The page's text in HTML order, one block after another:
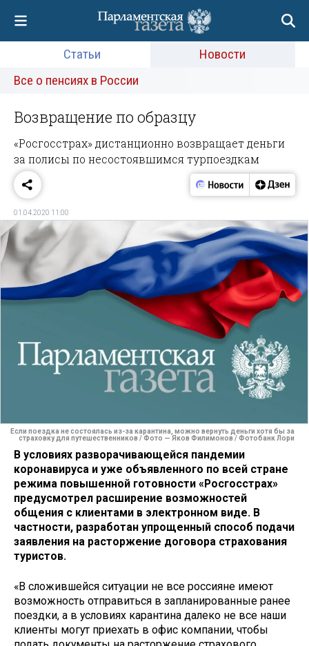
Статьи
Новости
Все о пенсиях в России
Возвращение по образцу
«Росгосстрах» дистанционно возвращает деньги
за полисы по несостоявшимся турпоездкам
01.04.2020 11:00
Если поездка не состоялась из-за карантина, можно вернуть деньги хотя бы за
страховку для путешественников / Фото — Яков Филимонов / Фотобанк Лори
В условиях разворачивающейся пандемии
коронавируса и уже объявленного по всей стране
режима повышенной готовности «Росгосстрах»
предусмотрел расширение возможностей
общения с клиентами в электронном виде. В
частности, разработан упрощенный способ подачи
заявления на расторжение договора страхования
туристов.
«В сложившейся ситуации не все россияне имеют
возможность отправиться в запланированные ранее
поездки, а в условиях карантина далеко не все наши
клиенты могут приехать в офис компании, чтобы